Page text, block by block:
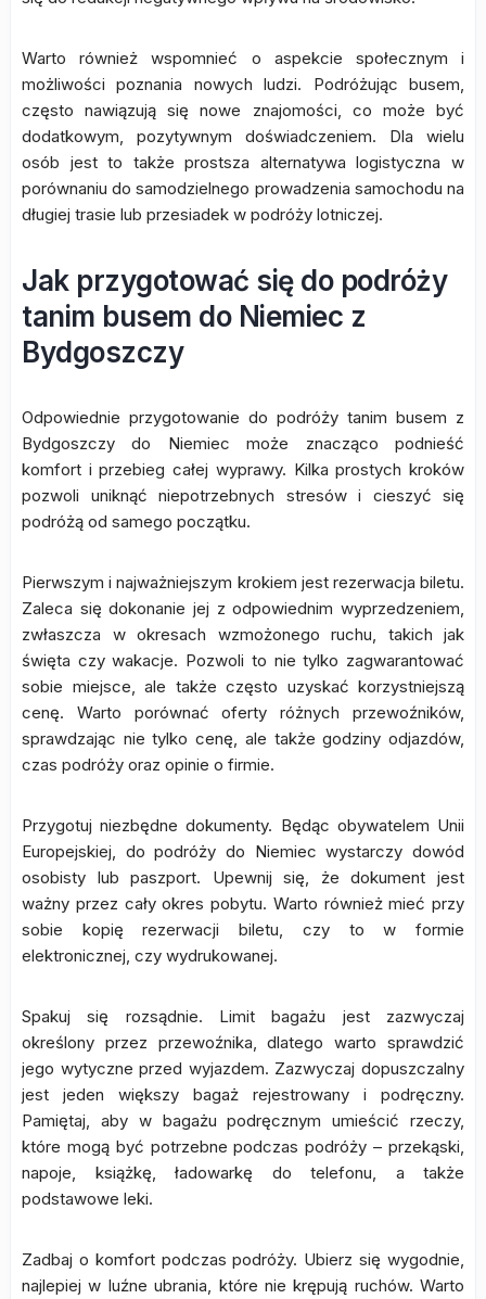
Warto również wspomnieć o aspekcie społecznym i
możliwości poznania nowych ludzi. Podróżując busem,
często nawiązują się nowe znajomości, co może być
dodatkowym, pozytywnym doświadczeniem. Dla wielu
osób jest to także prostsza alternatywa logistyczna w
porównaniu do samodzielnego prowadzenia samochodu na
długiej trasie lub przesiadek w podróży lotniczej.
Jak przygotować się do podróży
tanim busem do Niemiec z
Bydgoszczy
Odpowiednie przygotowanie do podróży tanim busem z
Bydgoszczy do Niemiec może znacząco podnieść
komfort i przebieg całej wyprawy. Kilka prostych kroków
pozwoli uniknąć niepotrzebnych stresów i cieszyć się
podróżą od samego początku.
Pierwszym i najważniejszym krokiem jest rezerwacja biletu.
Zaleca się dokonanie jej z odpowiednim wyprzedzeniem,
zwłaszcza w okresach wzmożonego ruchu, takich jak
święta czy wakacje. Pozwoli to nie tylko zagwarantować
sobie miejsce, ale także często uzyskać korzystniejszą
cenę. Warto porównać oferty różnych przewoźników,
sprawdzając nie tylko cenę, ale także godziny odjazdów,
czas podróży oraz opinie o firmie.
Przygotuj niezbędne dokumenty. Będąc obywatelem Unii
Europejskiej, do podróży do Niemiec wystarczy dowód
osobisty lub paszport. Upewnij się, że dokument jest
ważny przez cały okres pobytu. Warto również mieć przy
sobie kopię rezerwacji biletu, czy to w formie
elektronicznej, czy wydrukowanej.
Spakuj się rozsądnie. Limit bagażu jest zazwyczaj
określony przez przewoźnika, dlatego warto sprawdzić
jego wytyczne przed wyjazdem. Zazwyczaj dopuszczalny
jest jeden większy bagaż rejestrowany i podręczny.
Pamiętaj, aby w bagażu podręcznym umieścić rzeczy,
które mogą być potrzebne podczas podróży – przekąski,
napoje, książkę, ładowarkę do telefonu, a także
podstawowe leki.
Zadbaj o komfort podczas podróży. Ubierz się wygodnie,
najlepiej w luźne ubrania, które nie krępują ruchów. Warto